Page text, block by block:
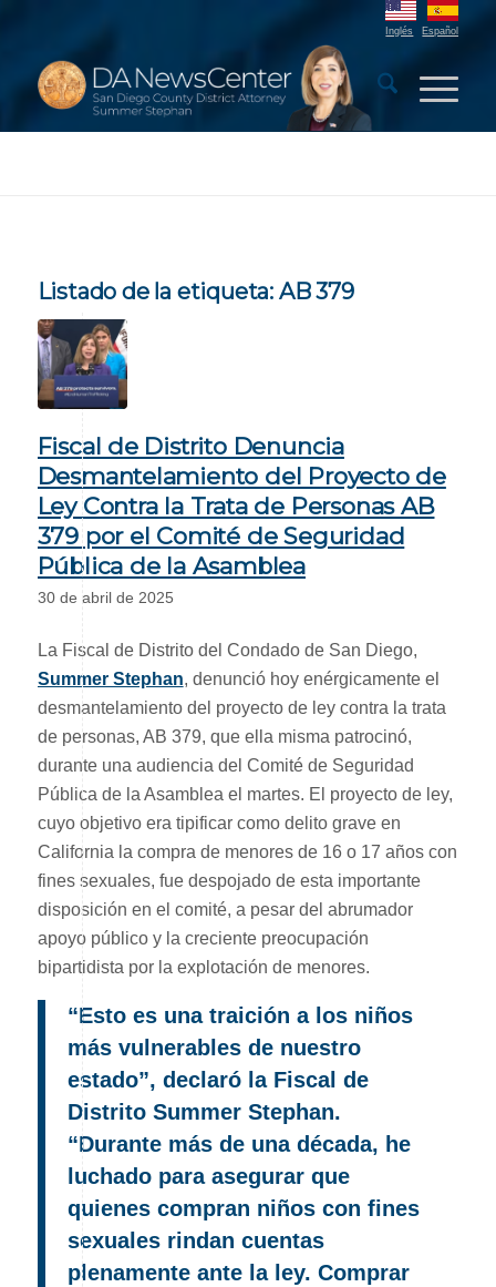
Inglés Español
Listado de la etiqueta: AB 379
Fiscal de Distrito Denuncia
Desmantelamiento del Proyecto de
Ley Contra la Trata de Personas AB
379 por el Comité de Seguridad
Pública de la Asamblea
30 de abril de 2025
La Fiscal de Distrito del Condado de San Diego,
Summer Stephan, denunció hoy enérgicamente el
desmantelamiento del proyecto de ley contra la trata
de personas, AB 379, que ella misma patrocinó,
durante una audiencia del Comité de Seguridad
Pública de la Asamblea el martes. El proyecto de ley,
cuyo objetivo era tipificar como delito grave en
California la compra de menores de 16 o 17 años con
fines sexuales, fue despojado de esta importante
disposición en el comité, a pesar del abrumador
apoyo público y la creciente preocupación
bipartidista por la explotación de menores.
“Esto es una traición a los niños
más vulnerables de nuestro
estado”, declaró la Fiscal de
Distrito Summer Stephan.
“Durante más de una década, he
luchado para asegurar que
quienes compran niños con fines
sexuales rindan cuentas
plenamente ante la ley. Comprar